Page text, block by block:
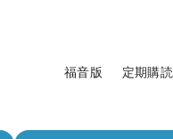
福音版 定期購読